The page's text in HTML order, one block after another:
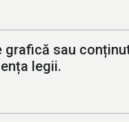
sau
legii.